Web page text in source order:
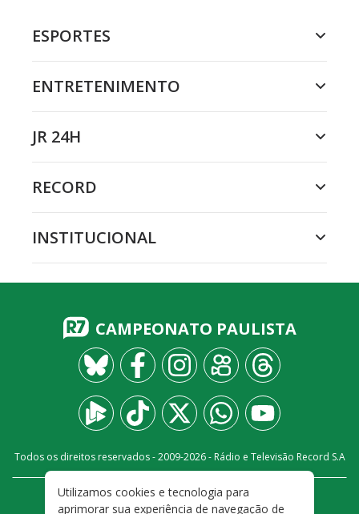
ESPORTES
ENTRETENIMENTO
JR 24H
RECORD
INSTITUCIONAL
CAMPEONATO PAULISTA
Todos os direitos reservados - 2009-2026- Rádio e Televisão Record S.A
FALE CONOSCO PRIVACIDADE
Utilizamos cookies e tecnologia para
aprimorar sua experiência de navegação de